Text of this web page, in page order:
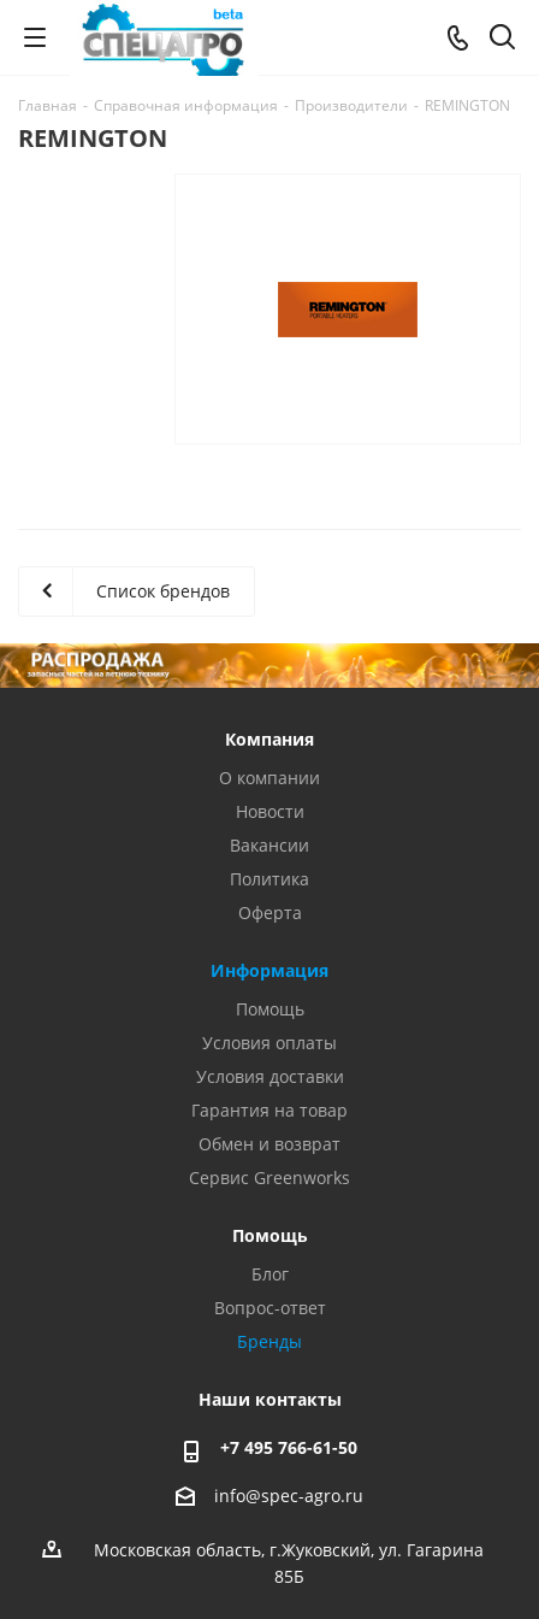
Главная - Справочная информация - Производители - REMINGTON
REMINGTON
Список брендов
Компания
О компании
Новости
Вакансии
Политика
Оферта
Информация
Помощь
Условия оплаты
Условия доставки
Гарантия на товар
Обмен и возврат
Сервис Greenworks
Помощь
Блог
Вопрос-ответ
Бренды
Наши контакты
+7 495 766-61-50
info@spec-agro.ru
Московская область, г.Жуковский, ул. Гагарина
85Б